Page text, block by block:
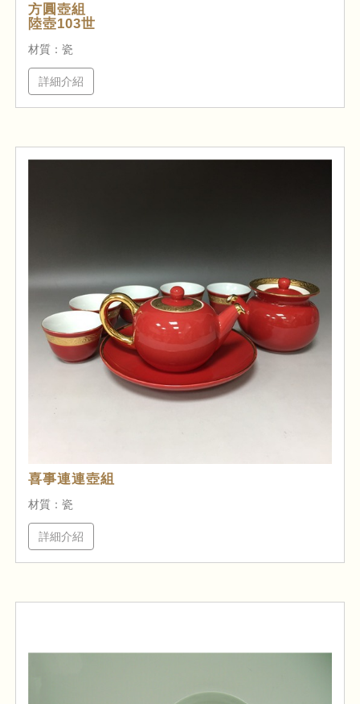
方圓壺組
陸壺103世
材質：瓷
詳細介紹
喜事連連壺組
材質：瓷
詳細介紹